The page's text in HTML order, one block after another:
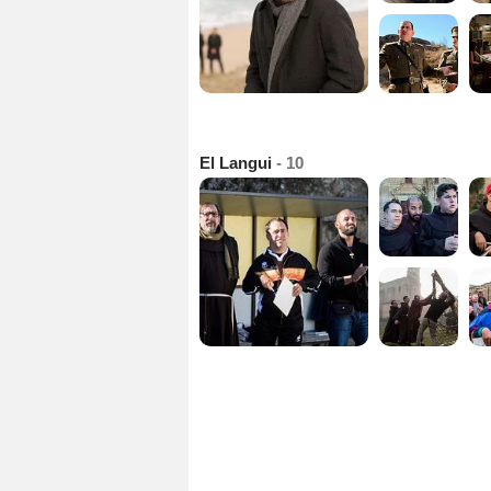
El Langui - 10